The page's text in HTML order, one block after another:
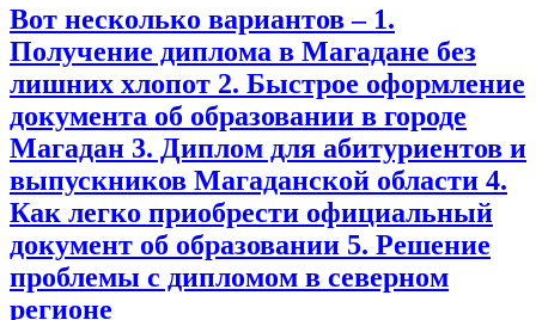
Вот несколько вариантов – 1.
Получение диплома в Магадане без
лишних хлопот 2. Быстрое оформление
документа об образовании в городе
Магадан 3. Диплом для абитуриентов и
выпускников Магаданской области 4.
Как легко приобрести официальный
документ об образовании 5. Решение
проблемы с дипломом в северном
регионе